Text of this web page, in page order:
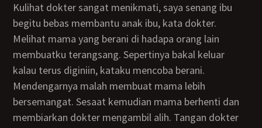
Kulihat dokter sangat menikmati, saya senang ibu
begitu bebas membantu anak ibu, kata dokter.
Melihat mama yang berani di hadapa orang lain
membuatku terangsang. Sepertinya bakal keluar
kalau terus diginiin, kataku mencoba berani.
Mendengarnya malah membuat mama lebih
bersemangat. Sesaat kemudian mama berhenti dan
membiarkan dokter mengambil alih. Tangan dokter